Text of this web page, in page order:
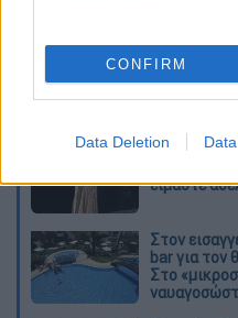
CONFIRM
Data Deletion
O
πλησίαζε
Εκείνος
Ελισάβετ
είμαστε
Στον
bar για τον
Στο